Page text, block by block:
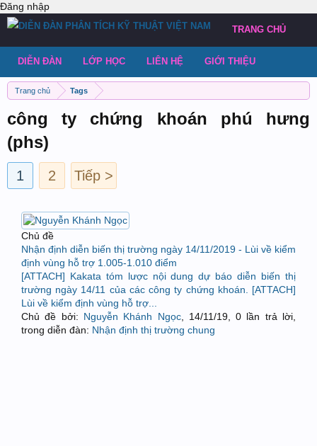
Đăng nhập
Trang chủ Tags
công ty chứng khoán phú hưng
(phs)
1 2 Tiếp >
Chủ đề
Nhận định diễn biến thị trường ngày 14/11/2019 - Lùi về kiểm
định vùng hỗ trợ 1.005-1.010 điểm
[ATTACH] Kakata tóm lược nội dung dự báo diễn biến thị
trường ngày 14/11 của các công ty chứng khoán. [ATTACH]
Lùi về kiểm định vùng hỗ trợ...
Chủ đề bởi: Nguyễn Khánh Ngọc, 14/11/19, 0 lần trả lời,
trong diễn đàn: Nhận định thị trường chung
TRANG CHỦ
DIỄN ĐÀN LỚP HỌC LIÊN HỆ GIỚI THIỆU